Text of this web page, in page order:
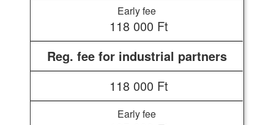
118 000 Ft
Reg. fee for industrial partners
118 000 Ft